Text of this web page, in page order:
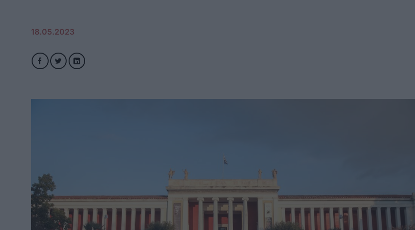
18.05.2023